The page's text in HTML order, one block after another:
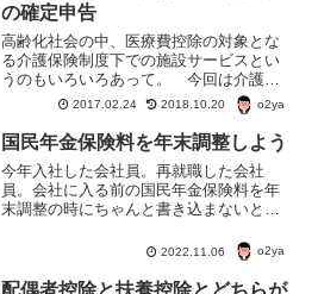
の確定申告
高齢化社会の中、医療費控除の対象とな
る介護保険制度下での施設サービスとい
うのもいろいろあって。 今回は介護施
設に入居している場合の費用が医療費控
除の対象となるかどうかという話。医療
費控除の対象となる介護施設 指定介護老
人福祉施設、特別養護老...
2017.02.24 2018.10.20 o2ya
国民年金保険料を年末調整しよう
今年入社した会社員。再就職した会社
員。会社に入る前の国民年金保険料を年
末調整の時にちゃんと書き込まないと損
の1月1日から12月31日。その期間の途中
で会社員になった人は、国民年金保険料
を払ったはず。
2022.11.06 o2ya
配偶者控除と扶養控除とどちらが